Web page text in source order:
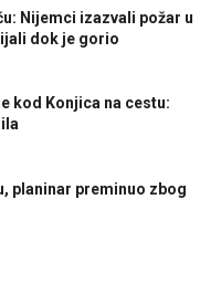
Nijemci izazvali požar u
dok je gorio
kod Konjica na cestu:
planinar preminuo zbog